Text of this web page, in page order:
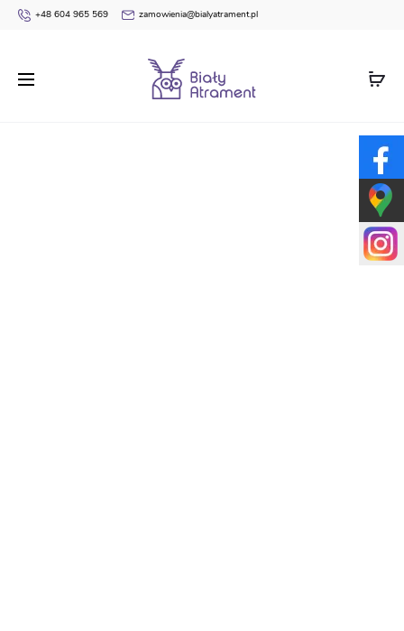
+48 604 965 569 zamowienia@bialyatrament.pl
Pudełka prezentowe dla dzieci
prezentowa dla przedszkolaka / ucznia S10